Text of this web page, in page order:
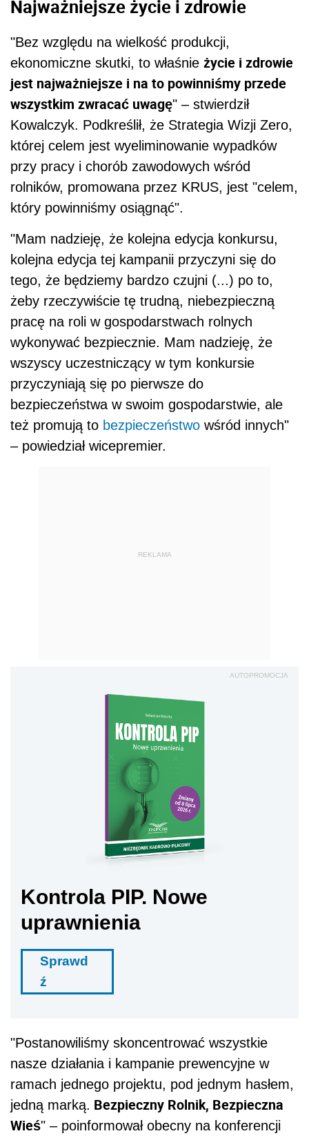
Najważniejsze życie i zdrowie
"Bez względu na wielkość produkcji,
ekonomiczne skutki, to właśnie życie i zdrowie
jest najważniejsze i na to powinniśmy przede
wszystkim zwracać uwagę" – stwierdził
Kowalczyk. Podkreślił, że Strategia Wizji Zero,
której celem jest wyeliminowanie wypadków
przy pracy i chorób zawodowych wśród
rolników, promowana przez KRUS, jest "celem,
który powinniśmy osiągnąć".
"Mam nadzieję, że kolejna edycja konkursu,
kolejna edycja tej kampanii przyczyni się do
tego, że będziemy bardzo czujni (...) po to,
żeby rzeczywiście tę trudną, niebezpieczną
pracę na roli w gospodarstwach rolnych
wykonywać bezpiecznie. Mam nadzieję, że
wszyscy uczestniczący w tym konkursie
przyczyniają się po pierwsze do
bezpieczeństwa w swoim gospodarstwie, ale
też promują to bezpieczeństwo wśród innych"
– powiedział wicepremier.
REKLAMA
AUTOPROMOCJA
Kontrola PIP. Nowe
uprawnienia
Sprawd
ź
"Postanowiliśmy skoncentrować wszystkie
nasze działania i kampanie prewencyjne w
ramach jednego projektu, pod jednym hasłem,
jedną marką. Bezpieczny Rolnik, Bezpieczna
Wieś" – poinformował obecny na konferencji